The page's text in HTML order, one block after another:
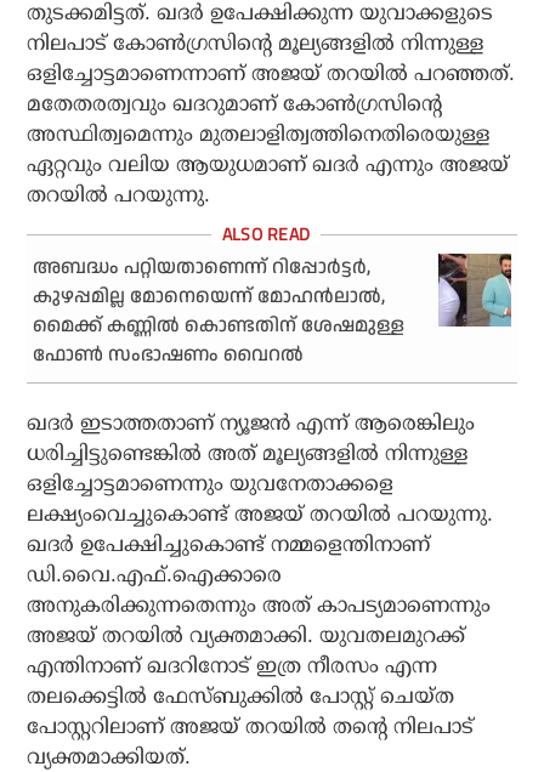
തുടക്കമിട്ടത്. ഖദര്‍ ഉപേക്ഷിക്കുന്ന യുവാക്കളുടെ
നിലപാട് കോണ്‍ഗ്രസിന്റെ മൂല്യങ്ങളില്‍ നിന്നുള്ള
ഒളിച്ചോട്ടമാണെന്നാണ് അജയ് തറയില്‍ പറഞ്ഞത്.
മതേതരത്വവും ഖദറുമാണ് കോണ്‍ഗ്രസിന്റെ
അസ്ഥിത്വമെന്നും മുതലാളിത്വത്തിനെതിരെയുള്ള
ഏറ്റവും വലിയ ആയുധമാണ് ഖദര്‍ എന്നും അജയ്
തറയില്‍ പറയുന്നു.
അബദ്ധം പറ്റിയതാണെന്ന് റിപ്പോര്‍ട്ടര്‍,
കുഴപ്പമില്ല മോനെയെന്ന് മോഹന്‍ലാല്‍,
മൈക്ക് കണ്ണില്‍ കൊണ്ടതിന് ശേഷമുള്ള
ഫോണ്‍ സംഭാഷണം വൈറല്‍
ഖദര്‍ ഇടാത്തതാണ് ന്യൂജന്‍ എന്ന് ആരെങ്കിലും
ധരിച്ചിട്ടുണ്ടെങ്കില്‍ അത് മൂല്യങ്ങളില്‍ നിന്നുള്ള
ഒളിച്ചോട്ടമാണെന്നും യുവനേതാക്കളെ
ലക്ഷ്യംവെച്ചുകൊണ്ട് അജയ് തറയില്‍ പറയുന്നു.
ഖദര്‍ ഉപേക്ഷിച്ചുകൊണ്ട് നമ്മളെന്തിനാണ്
ഡി.വൈ.എഫ്.ഐക്കാരെ
അനുകരിക്കുന്നതെന്നും അത് കാപട്യമാണെന്നും
അജയ് തറയില്‍ വ്യക്തമാക്കി. യുവതലമുറക്ക്
എന്തിനാണ് ഖദറിനോട് ഇത്ര നീരസം എന്ന
തലക്കെട്ടില്‍ ഫേസ്ബുക്കില്‍ പോസ്റ്റ് ചെയ്ത
പോസ്റ്ററിലാണ് അജയ് തറയില്‍ തന്റെ നിലപാട്
വ്യക്തമാക്കിയത്.